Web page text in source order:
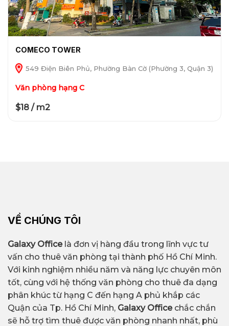
COMECO TOWER
549 Điện Biên Phủ, Phường Bàn Cờ (Phường 3, Quận 3)
Văn phòng hạng C
$18 / m2
VỀ CHÚNG TÔI
Galaxy Officelà đơn vị hàng đầu trong lĩnh vực tư
vấn cho thuê văn phòng tại thành phố Hồ Chí Minh.
Với kinh nghiệm nhiều năm và năng lực chuyên môn
tốt, cùng với hệ thống văn phòng cho thuê đa dạng
phân khúc từ hạng C đến hạng A phủ khắp các
Quận của Tp. Hồ Chí Minh, Galaxy Office chắc chắn
sẽ hỗ trợ tìm thuê được văn phòng nhanh nhất, phù